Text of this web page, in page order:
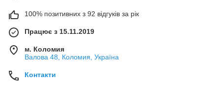
100% позитивних з 92 відгуків за рік
Працює з 15.11.2019
м. Коломия
Валова 48, Коломия, Україна
Контакти